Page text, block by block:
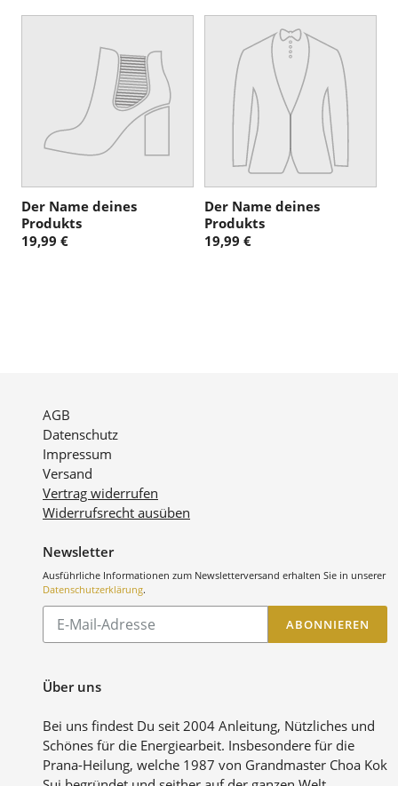
Der Name deines
Produkts
19,99 €
Der Name deines
Produkts
19,99 €
AGB
Datenschutz
Impressum
Versand
Vertrag widerrufen
Widerrufsrecht ausüben
Newsletter
Ausführliche Informationen zum Newsletterversand erhalten Sie in unserer
Datenschutzerklärung.
Abonnieren
unsere
ABONNIEREN
Über uns
Bei uns findest Du seit 2004 Anleitung, Nützliches und
Schönes für die Energiearbeit. Insbesondere für die
Prana-Heilung, welche 1987 von Grandmaster Choa Kok